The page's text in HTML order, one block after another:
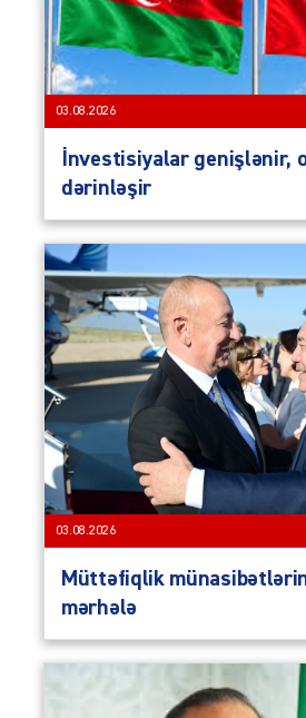
03.08.2026
İnvestisiyalar genişlənir,
dərinləşir
03.08.2026
Müttəfiqlik
mərhələ